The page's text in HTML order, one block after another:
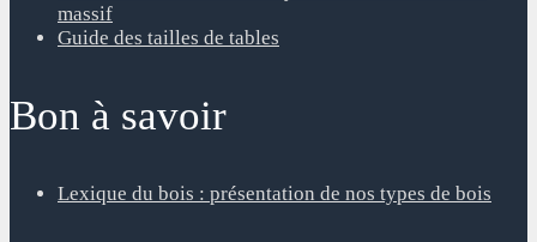
massif
Guide des tailles de tables
Bon à savoir
Lexique du bois : présentation de nos types de bois